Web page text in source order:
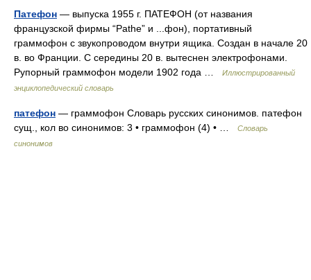
Патефон — выпуска 1955 г. ПАТЕФОН (от названия
французской фирмы “Pathe” и ...фон), портативный
граммофон с звукопроводом внутри ящика. Создан в начале 20
в. во Франции. С середины 20 в. вытеснен электрофонами.
Рупорный граммофон модели 1902 года …
Иллюстрированный
энциклопедический словарь
патефон — граммофон Словарь русских синонимов. патефон
сущ., кол во синонимов: 3 • граммофон (4) • …
Словарь
синонимов